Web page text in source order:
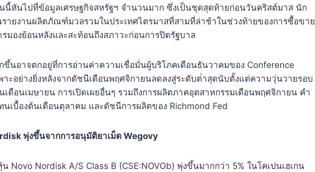
นี้หันไปที่ข้อมูลเศรษฐกิจสหรัฐฯ จํานวนมาก ซึ่งเป็นชุดสุดท้ายก่อนวันคริสต์มาส นัก
รายงานผลิตภัณฑ์มวลรวมในประเทศไตรมาสที่สามที่ล่าช้าในช่วงท้ายของการซื้อขาย
รมองย้อนหลังและสะท้อนถึงสภาวะก่อนการปิดรัฐบาล
ขึ้นอาจตกอยู่ที่การอ่านค่าความเชื่อมั่นผู้บริโภคเดือนธันวาคมของ Conference
าะอย่างยิ่งหลังจากดัชนีเดือนพฤศจิกายนลดลงสู่ระดับต่ําสุดนับตั้งแต่ความวุ่นวายรอบ
เดือนเมษายน การเปิดเผยอื่นๆ รวมถึงการผลิตภาคอุตสาหกรรมเดือนพฤศจิกายน คํา
นเบื้องต้นเดือนตุลาคม และดัชนีการผลิตของ Richmond Fed
พุ่งขึ้นจากการอนุมัติยาเม็ด Wegovy
Novo Nordisk A/S Class B (CSE:NOVOb) พุ่งขึ้นมากกว่า 5% ในโคเปนเฮเกน